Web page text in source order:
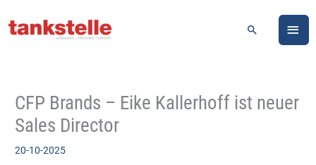
Inhalt
Suchen
CFP Brands – Eike Kallerhoff ist neuer
Sales Director
20-10-2025